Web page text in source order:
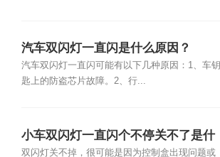
汽车双闪灯一直闪是什么原因？
汽车双闪灯一直闪可能有以下几种原因：1、车钥
匙上的防盗芯片故障。2、行...
小车双闪灯一直闪个不停关不了是什
么原因？
双闪灯关不掉，很可能是因为控制盒出现问题或